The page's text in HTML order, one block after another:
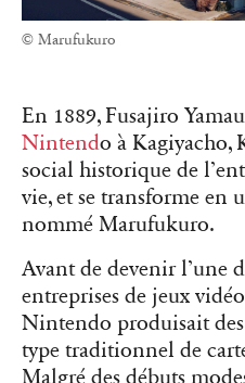
© Marufukuro
En 1889, Fusajiro
Nintendo à Kagiyacho,
social historique de
vie, et se transforme en
nommé Marufukuro.
Avant de devenir l’une
entreprises de jeux
Nintendo produisait des
type traditionnel de
Malgré des débuts